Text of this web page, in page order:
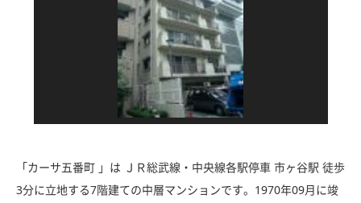
「カーサ五番町 」は ＪＲ総武線・中央線各駅停車 市ヶ谷駅 徒歩
3分に立地する7階建ての中層マンションです。1970年09月に竣